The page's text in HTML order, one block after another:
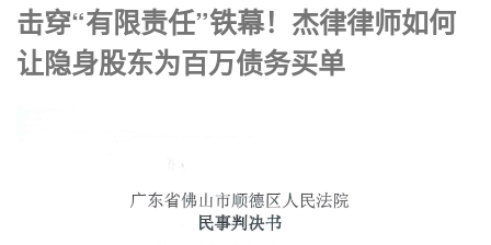
击穿“有限责任”铁幕！杰律律师如何
让隐身股东为百万债务买单